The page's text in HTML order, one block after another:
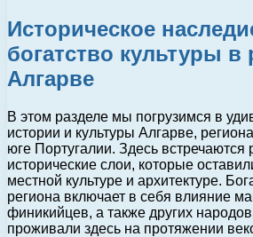
Историческое
богатство культуры в
Алгарве
В этом разделе мы погрузимся в
истории и культуры Алгарве,
юге Португалии. Здесь встречаются
исторические слои, которые
местной культуре и архитектуре.
региона включает в себя влияние
финикийцев, а также других
проживали здесь на протяжении